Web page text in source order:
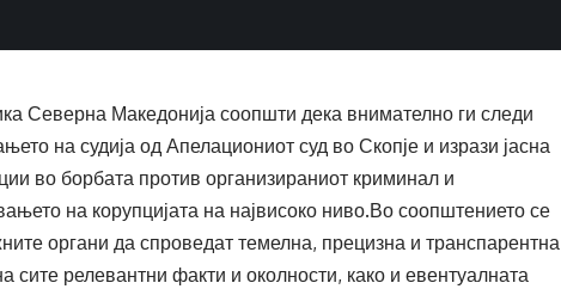
Северна Македонија соопшти дека внимателно ги следи
на судија од Апелациониот суд во Скопје и изрази јасна
во борбата против организираниот криминал и
на корупцијата на највисоко ниво.Во соопштението се
органи да спроведат темелна, прецизна и транспарентна
сите релевантни факти и околности, како и евентуалната